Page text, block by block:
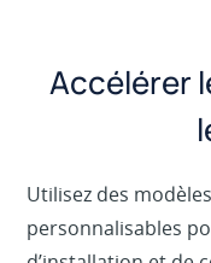
Accélérer
Utilisez des
personnalisables